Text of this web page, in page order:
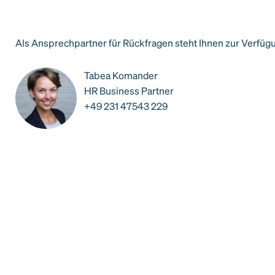
Als Ansprechpartner für Rückfragen steht Ihnen zur
Tabea Komander
HR Business Partner
+49 231 47543 229